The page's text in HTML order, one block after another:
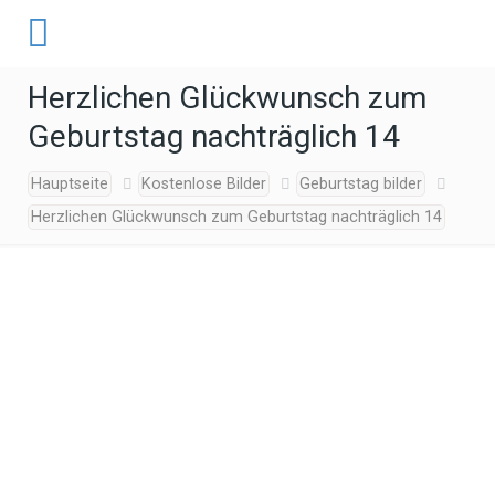
Herzlichen Glückwunsch zum
Geburtstag nachträglich 14
Hauptseite Kostenlose Bilder
Geburtstag bilder
Herzlichen Glückwunsch zum Geburtstag nachträglich 14